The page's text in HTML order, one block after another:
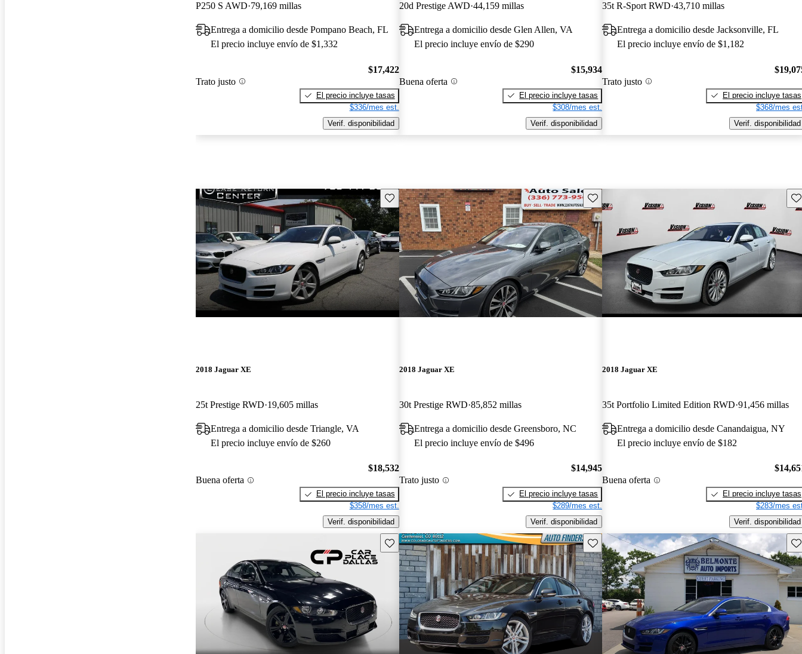
P250 S AWD 79,169 millas
Entrega a domicilio desde Pompano Beach, FL
El precio incluye envío de $1,332
Trato justo
$17,422
El precio incluye tasas
$336/mes est.
Verif. disponibilidad
20d Prestige AWD 44,159 millas
Entrega a domicilio desde Glen Allen, VA
El precio incluye envío de $290
Buena oferta
$15,934
El precio incluye tasas
$308/mes est.
Verif. disponibilidad
35t R-Sport RWD 43,710 millas
Entrega a domicilio desde Jacksonville, FL
El precio incluye envío de $1,182
Trato justo
El precio incluye tasas
$368/mes
Verif. disponibilidad
Guarda este Aviso
2018 Jaguar XE
25t Prestige RWD 19,605 millas
Entrega a domicilio desde Triangle, VA
El precio incluye envío de $260
Buena oferta
$18,532
El precio incluye tasas
$358/mes est.
Verif. disponibilidad
Guarda este Aviso
2018 Jaguar XE
30t Prestige RWD 85,852 millas
Entrega a domicilio desde Greensboro, NC
El precio incluye envío de $496
Trato justo
$14,945
El precio incluye tasas
$289/mes est.
Verif. disponibilidad
2018 Jaguar XE
35t Portfolio Limited Edition RWD 91,456 millas
Entrega a domicilio desde Canandaigua, NY
El precio incluye envío de $182
Buena oferta
El precio incluye tasas
$283/mes
Verif. disponibilidad
Guarda este Aviso Guarda este Aviso